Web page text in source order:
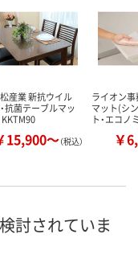
産業 新抗ウイル
抗菌テーブルマッ
KKTM90
15,900～（税込）
ライオン
マット(シ
ト・エコ
￥
討されていま